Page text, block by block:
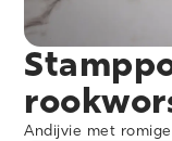
Andijvie met